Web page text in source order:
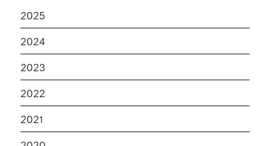
2025
2024
2023
2022
2021